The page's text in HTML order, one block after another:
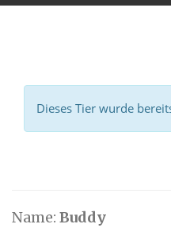
Dieses Tier wurde
Name: Buddy